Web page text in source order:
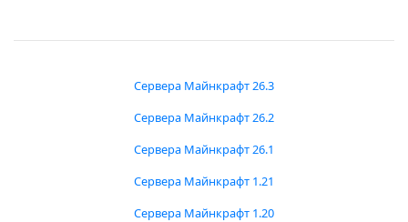
Сервера Майнкрафт 26.3
Сервера Майнкрафт 26.2
Сервера Майнкрафт 26.1
Сервера Майнкрафт 1.21
Сервера Майнкрафт 1.20